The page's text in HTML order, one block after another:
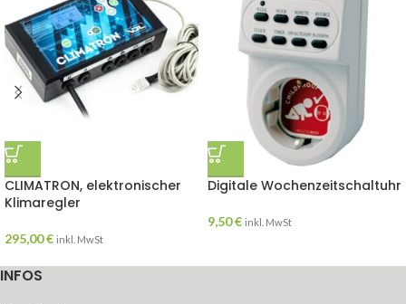
CLIMATRON, elektronischer
Klimaregler
295,00€ inkl. MwSt
Digitale Wochenzeitschaltuhr
9,50€ inkl. MwSt
INFOS